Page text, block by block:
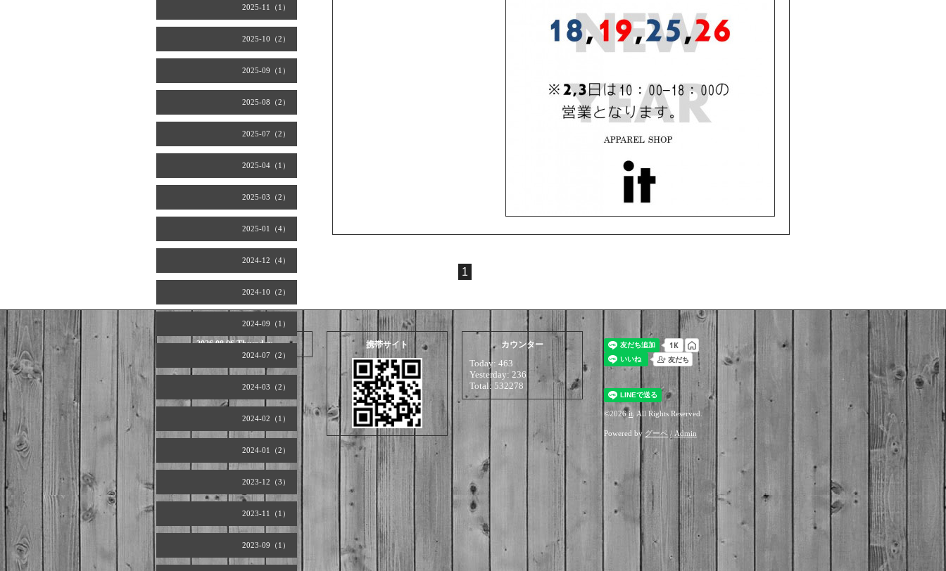
2025-11（1）
2025-10（2）
2025-09（1）
2025-08（2）
2025-07（2）
2025-04（1）
2025-03（2）
2025-01（4）
2024-12（4）
2024-10（2）
2024-09（1）
2024-07（2）
2024-03（2）
2024-02（1）
2024-01（2）
2023-12（3）
2023-11（1）
2023-09（1）
1
2026.08.06 Thursday 携帯サイト カウンター
Today: 463
Yesterday: 236
Total: 532278
©2026it . All Rights Reserved.
Powered by グーペ / Admin